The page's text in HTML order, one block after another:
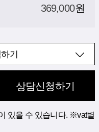
369,000원
기
상담신청하기
있을 수 있습니다. ※vat별